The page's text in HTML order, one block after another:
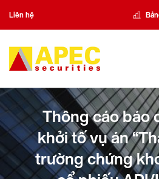
Liên hệ
Thông cáo báo
khởi tố vụ án
trường chứng